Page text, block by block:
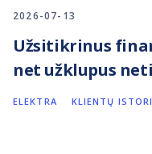
2026-07-13
Užsitikrinus
net užklupus
ELEKTRA KLIENTŲ